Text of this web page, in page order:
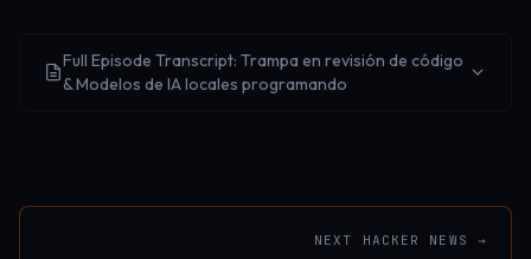
Full Episode Transcript: Trampa en revisión de código
& Modelos de IA locales programando
NEXT HACKER NEWS →